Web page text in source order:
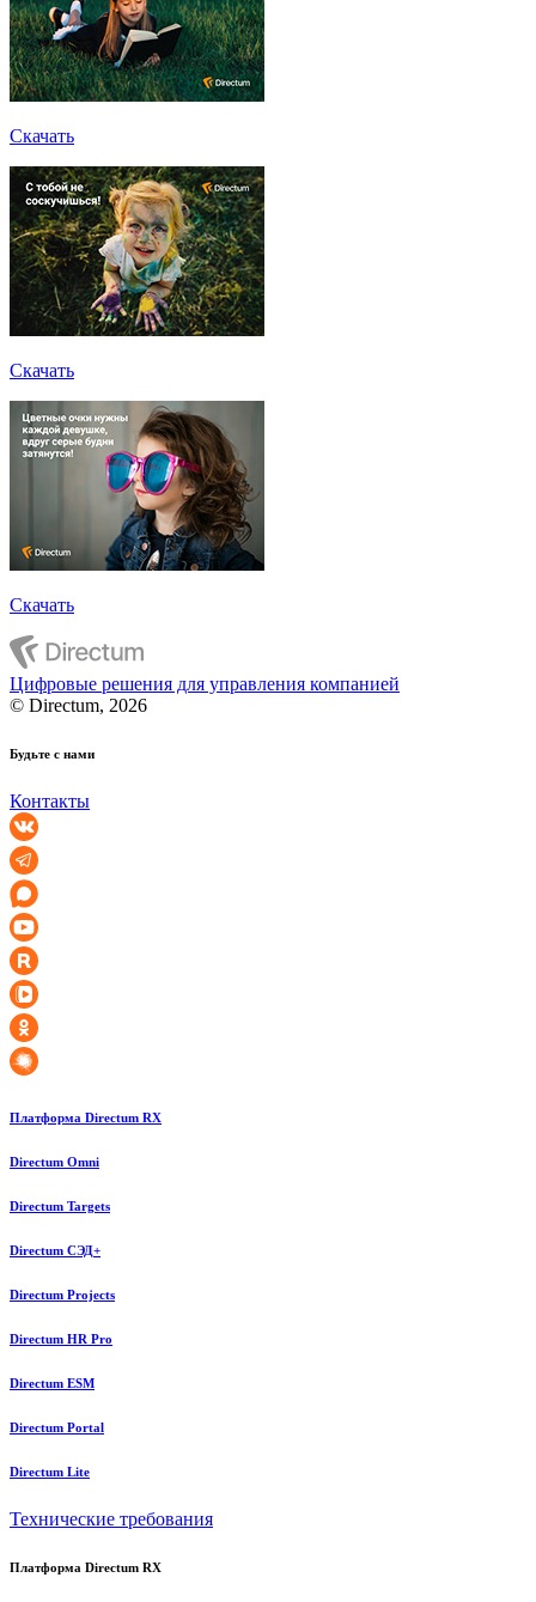
Скачать
Скачать
Скачать
Цифровые решения для управления компанией
© Directum, 2026
Будьте с нами
Контакты
Платформа Directum RX
Directum Omni
Directum Targets
Directum СЭД+
Directum Projects
Directum HR Pro
Directum ESM
Directum Portal
Directum Lite
Технические требования
Платформа Directum RX